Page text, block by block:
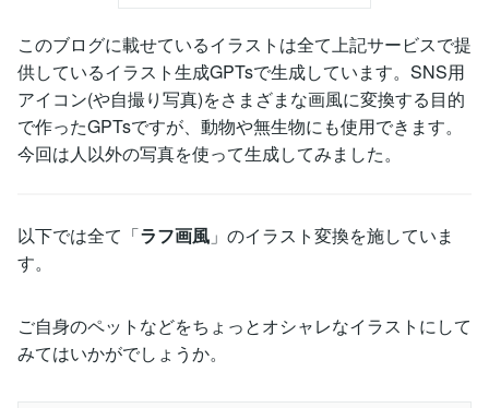
このブログに載せているイラストは全て上記サービスで提
供しているイラスト生成GPTsで生成しています。SNS用
アイコン(や自撮り写真)をさまざまな画風に変換する目的
で作ったGPTsですが、動物や無生物にも使用できます。
今回は人以外の写真を使って生成してみました。
以下では全て「ラフ画風 」のイラスト変換を施していま
す。
ご自身のペットなどをちょっとオシャレなイラストにして
みてはいかがでしょうか。